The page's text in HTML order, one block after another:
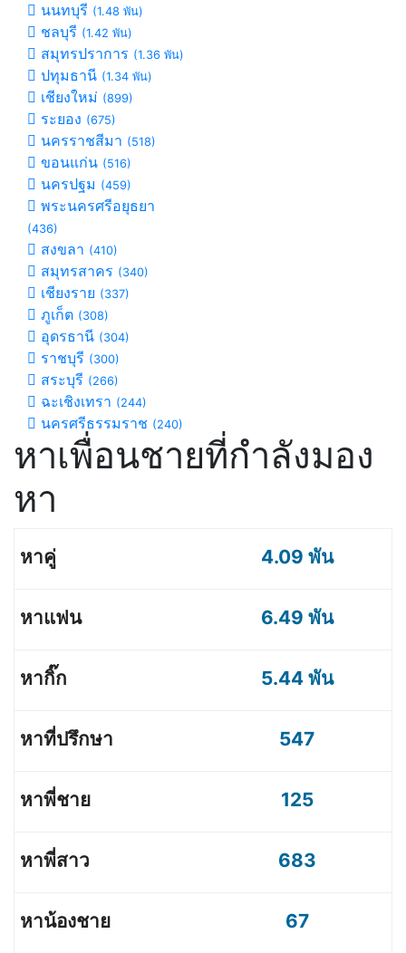
นนทบุรี (1.48 พัน)
ชลบุรี (1.42 พัน)
สมุทรปราการ (1.36 พัน)
ปทุมธานี (1.34 พัน)
เชียงใหม่ (899)
ระยอง (675)
นครราชสีมา (518)
ขอนแก่น (516)
นครปฐม (459)
พระนครศรีอยุธยา
(436)
สงขลา (410)
สมุทรสาคร (340)
เชียงราย (337)
ภูเก็ต (308)
อุดรธานี (304)
ราชบุรี (300)
สระบุรี (266)
ฉะเชิงเทรา (244)
นครศรีธรรมราช (240)
หาเพื่อนชายที่กำลังมอง
หา
4.09 พัน
6.49 พัน
5.44 พัน
547
125
683
67